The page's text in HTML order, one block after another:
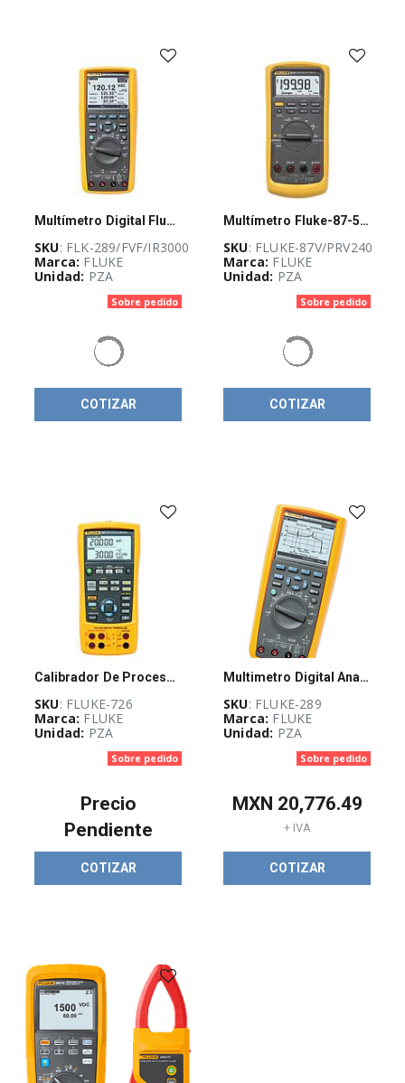
Multímetro Digital Fluke 289 con Software y Conectividad inalámbrica, conector IR3000 FC - FLK 289/FVF/IR3000
SKU: FLK-289/FVF/IR3000
Marca: FLUKE
Unidad: PZA
Sobre pedido
COTIZAR
Multímetro Fluke-87-5 + Prv240
SKU: FLUKE-87V/PRV240
Marca: FLUKE
Unidad: PZA
Sobre pedido
COTIZAR
Calibrador De Procesos Multifunción De Precisión
SKU: FLUKE-726
Marca: FLUKE
Unidad: PZA
Sobre pedido
Precio
Pendiente
COTIZAR
Multimetro Digital Analogico Profesional
SKU: FLUKE-289
Marca: FLUKE
Unidad: PZA
Sobre pedido
MXN 20,776.49
+ IVA
COTIZAR